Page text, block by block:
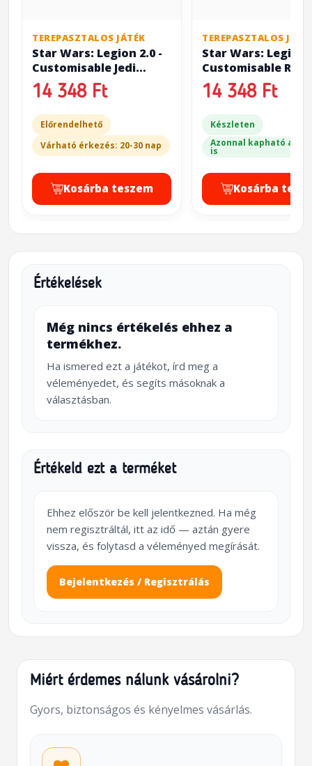
TEREPASZTALOS JÁTÉK
Star Wars: Legion 2.0 -
Customisable Jedi
General & Knight
14 348 Ft
Előrendelhető
Várható érkezés: 20-30 nap
Kosárba teszem
TEREPASZTALOS
Star Wars: Legion
Customisable
Officer & Agent
14 348 Ft
Készleten
Azonnal kapható a
is
Kosárba
Értékelések
Még nincs értékelés ehhez a
termékhez.
Ha ismered ezt a játékot, írd meg a
véleményedet, és segíts másoknak a
választásban.
Értékeld ezt a terméket
Ehhez először be kell jelentkezned. Ha még
nem regisztráltál, itt az idő — aztán gyere
vissza, és folytasd a véleményed megírását.
Bejelentkezés / Regisztrálás
Miért érdemes nálunk vásárolni?
Gyors, biztonságos és kényelmes vásárlás.